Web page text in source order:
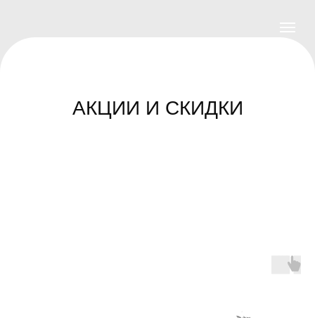
АКЦИИ И СКИДКИ